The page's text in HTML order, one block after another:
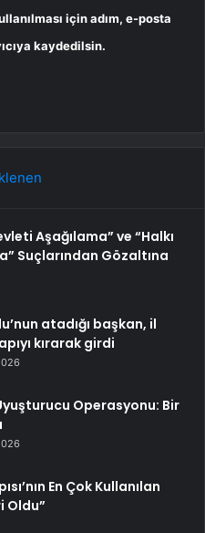
için adım, e-posta
kaydedilsin.
Aşağılama” ve “Halkı
Suçlarından Gözaltına
atadığı başkan, il
kırarak girdi
Operasyonu: Bir
En Çok Kullanılan
Oldu”